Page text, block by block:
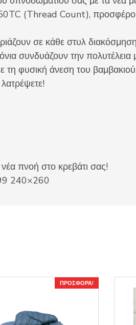
(Thread Count),
σε κάθε στυλ
συνδυάζουν την πολυτέλεια
φυσική άνεση του
πνοή στο κρεβάτι σας!
240×260
ΠΡΟΣΦΟΡΆ!